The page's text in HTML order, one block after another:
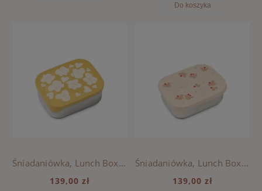
Do koszyka
Śniadaniówka, Lunch Box ARTHUR Liewood - FLOWER / LEMON YELLOW
139,00 zł
Śniadaniówka, Lunch Box ARTHUR Liewood - BUTTERFLY / APPLE BLOSSOM
139,00 zł